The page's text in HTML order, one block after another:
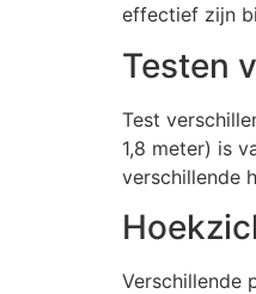
effectief zijn
Testen
Test
1,8 meter) is
verschillende
Verschillende